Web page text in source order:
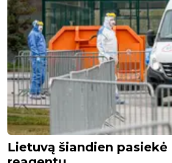
Lietuvą šiandien pasiekė